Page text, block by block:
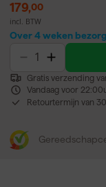
179,00
incl. BTW
Over 4 weken
Gratis verzending
Vandaag voor
Retourtermijn van